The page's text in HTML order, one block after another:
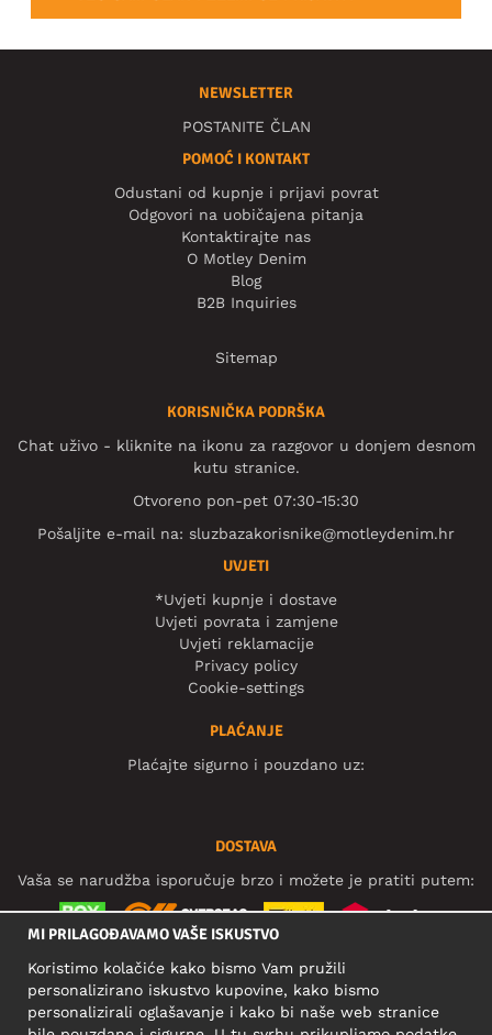
NEWSLETTER
POSTANITE ČLAN
POMOĆ I KONTAKT
Odustani od kupnje i prijavi povrat
Odgovori na uobičajena pitanja
Kontaktirajte nas
O Motley Denim
Blog
B2B Inquiries
Sitemap
KORISNIČKA PODRŠKA
Chat uživo - kliknite na ikonu za razgovor u donjem desnom
kutu stranice.
Otvoreno pon-pet 07:30-15:30
Pošaljite e-mail na: sluzbazakorisnike@motleydenim.hr
UVJETI
*Uvjeti kupnje i dostave
Uvjeti povrata i zamjene
Uvjeti reklamacije
Privacy policy
Cookie-settings
PLAĆANJE
Plaćajte sigurno i pouzdano uz:
DOSTAVA
Vaša se narudžba isporučuje brzo i možete je pratiti putem:
DRUŠTVENE MREŽE
MI PRILAGOĐAVAMO VAŠE ISKUSTVO
Koristimo kolačiće kako bismo Vam pružili
personalizirano iskustvo kupovine, kako bismo
personalizirali oglašavanje i kako bi naše web stranice